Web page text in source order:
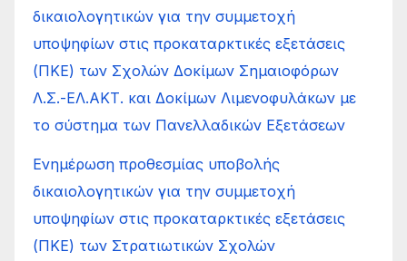
δικαιολογητικών για την συμμετοχή
υποψηφίων στις προκαταρκτικές εξετάσεις
(ΠΚΕ) των Σχολών Δοκίμων Σημαιοφόρων
Λ.Σ.-ΕΛ.ΑΚΤ. και Δοκίμων Λιμενοφυλάκων με
το σύστημα των Πανελλαδικών Εξετάσεων
Ενημέρωση προθεσμίας υποβολής
δικαιολογητικών για την συμμετοχή
υποψηφίων στις προκαταρκτικές εξετάσεις
(ΠΚΕ) των Στρατιωτικών Σχολών